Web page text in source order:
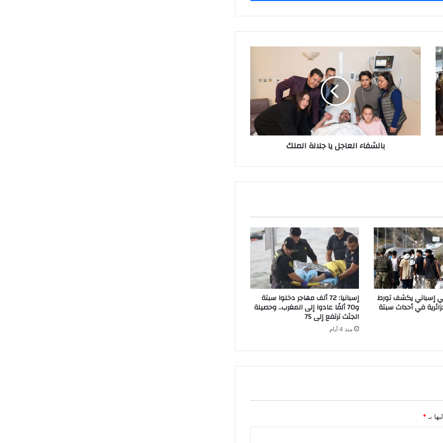
ب
ل
ج
ل
ا
ل
ة
ا
م
ل
ك
بالشفاء العاجل يا جلالة الملك
إسباني يكشف تورط
في أحداث سبتة
إسبانيا: 72 ألف مهاجر دخلوا سبتة
و70 ألفًا عادوا إلى المغرب.. وحصيلة
الجثث ترتفع إلى 75
منذ 4 أيام
بـ*